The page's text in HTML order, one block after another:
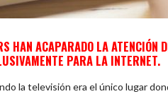
HAN ACAPARADO LA ATENCIÓN
PARA LA INTERNET.
la televisión era el único lugar